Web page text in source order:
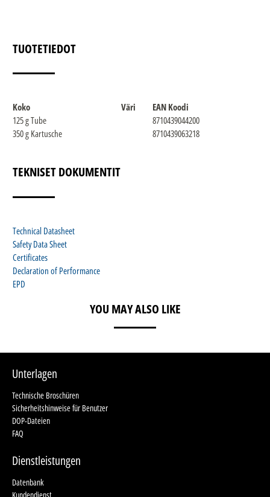
TUOTETIEDOT
Koko Väri
EAN Koodi
125 g Tube
8710439044200
350 g Kartusche
8710439063218
TEKNISET DOKUMENTIT
Technical Datasheet
Safety Data Sheet
Certificates
Declaration of Performance
EPD
YOU MAY ALSO LIKE
Unterlagen
Technische Broschüren
Sicherheitshinweise für Benutzer
DOP-Dateien
FAQ
Dienstleistungen
Datenbank